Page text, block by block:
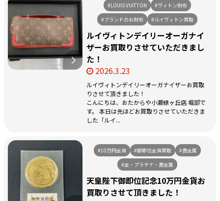
#LOUIS VUITTON
#ヴィトン財布
#ブランドのお財布
#ルイヴィトン買取
ルイヴィトンデイリーオーガナイ
ザーお買取りさせていただきまし
た！
2026.3.23
ルイヴィトンデイリーオーガナイザーお買取
りさせて頂きました！
こんにちは、おたからや小瀬緑ヶ丘店 堀部で
す。 本日は先ほどお買取りさせていただきま
した「ルイ...
#10万円金貨 #御即位金貨買取
#貴金属
#金・プラチナ・貴金属
天皇陛下御即位記念10万円金貨お
買取りさせて頂きました！